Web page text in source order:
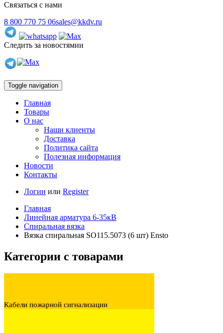
Связаться с нами
8 800 770 75 06sales@kkdv.ru
Следить за новостямии
Toggle navigation
Главная
Товары
О нас
Наши клиенты
Доставка
Политика сайта
Полезная информация
Новости
Контакты
Логин или Register
Главная
Линейная арматура 6-35кВ
Спиральная вязка
Вязка спиральная SO115.5073 (6 шт) Ensto
Категории с товарами
Кабели пожарной сигнализации